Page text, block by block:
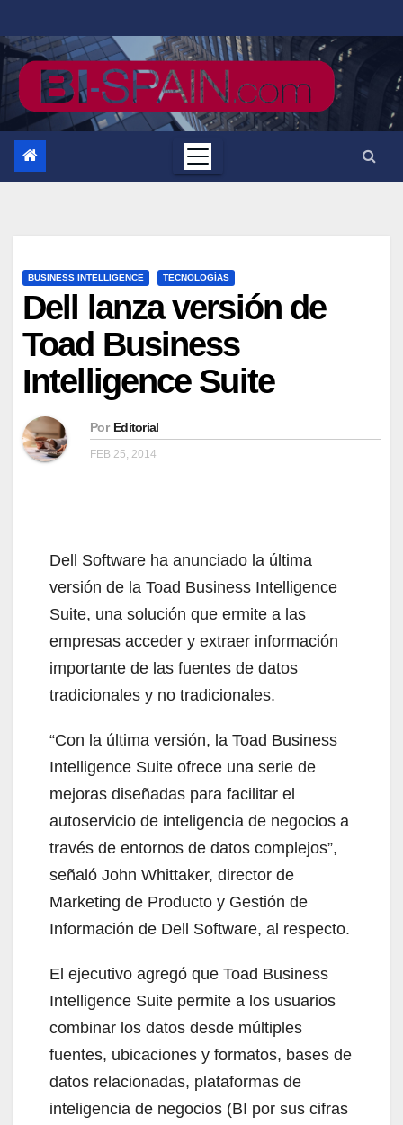
al
contenido
BUSINESS INTELLIGENCE TECNOLOGÍAS
Dell lanza versión de
Toad Business
Intelligence Suite
Por Editorial
FEB 25, 2014
Dell Software ha anunciado la última
versión de la Toad Business Intelligence
Suite, una solución que ermite a las
empresas acceder y extraer información
importante de las fuentes de datos
tradicionales y no tradicionales.
“Con la última versión, la Toad Business
Intelligence Suite ofrece una serie de
mejoras diseñadas para facilitar el
autoservicio de inteligencia de negocios a
través de entornos de datos complejos”,
señaló John Whittaker, director de
Marketing de Producto y Gestión de
Información de Dell Software, al respecto.
El ejecutivo agregó que Toad Business
Intelligence Suite permite a los usuarios
combinar los datos desde múltiples
fuentes, ubicaciones y formatos, bases de
datos relacionadas, plataformas de
inteligencia de negocios (BI por sus cifras